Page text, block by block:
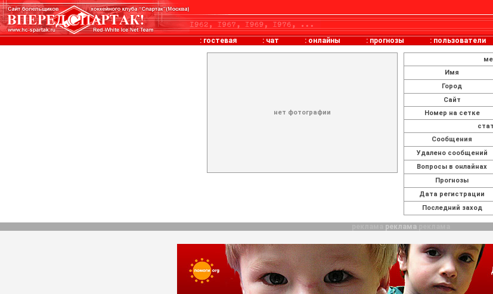
: гостевая : чат : онлайны : прогнозы : пользователи
нет фотографии
Имя
Город
Сайт
Номер на сетке
Cообщения
Удалено сообщений
Вопросы в онлайнах
Прогнозы
Дата регистрации
Последний заход
реклама